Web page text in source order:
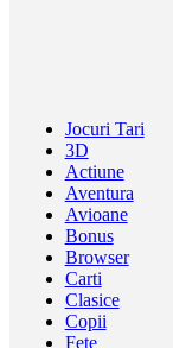
Jocuri Tari
3D
Actiune
Aventura
Avioane
Bonus
Browser
Carti
Clasice
Copii
Fete